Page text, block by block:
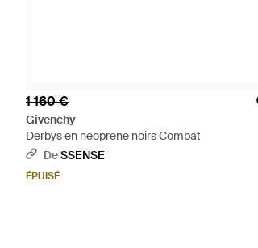
1 160 €
Givenchy
Derbys en neoprene noirs Combat
DeSSENSE
ÉPUISÉ